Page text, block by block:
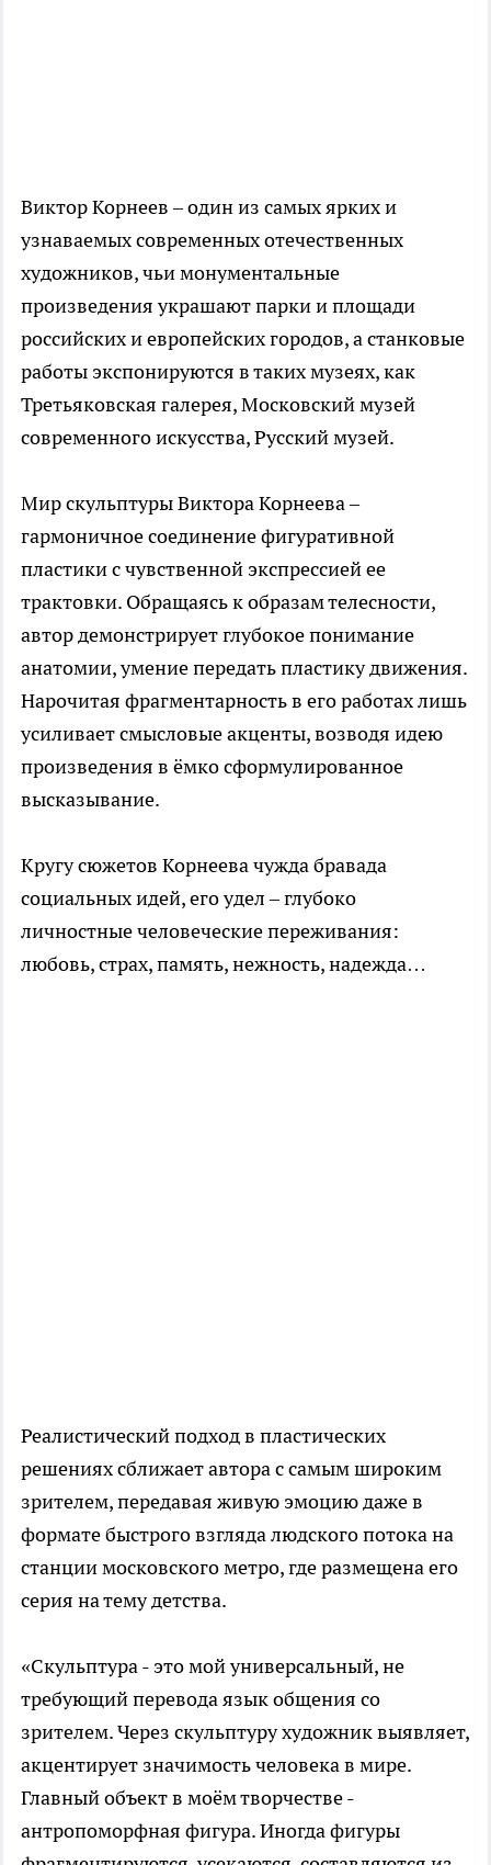
Виктор Корнеев – один из самых ярких и
узнаваемых современных отечественных
художников, чьи монументальные
произведения украшают парки и площади
российских и европейских городов, а станковые
работы экспонируются в таких музеях, как
Третьяковская галерея, Московский музей
современного искусства, Русский музей.
Мир скульптуры Виктора Корнеева –
гармоничное соединение фигуративной
пластики с чувственной экспрессией ее
трактовки. Обращаясь к образам телесности,
автор демонстрирует глубокое понимание
анатомии, умение передать пластику движения.
Нарочитая фрагментарность в его работах лишь
усиливает смысловые акценты, возводя идею
произведения в ёмко сформулированное
высказывание.
Кругу сюжетов Корнеева чужда бравада
социальных идей, его удел – глубоко
личностные человеческие переживания:
любовь, страх, память, нежность, надежда…
Реалистический подход в пластических
решениях сближает автора с самым широким
зрителем, передавая живую эмоцию даже в
формате быстрого взгляда людского потока на
станции московского метро, где размещена его
серия на тему детства.
«Скульптура - это мой универсальный, не
требующий перевода язык общения со
зрителем. Через скульптуру художник выявляет,
акцентирует значимость человека в мире.
Главный объект в моём творчестве -
антропоморфная фигура. Иногда фигуры